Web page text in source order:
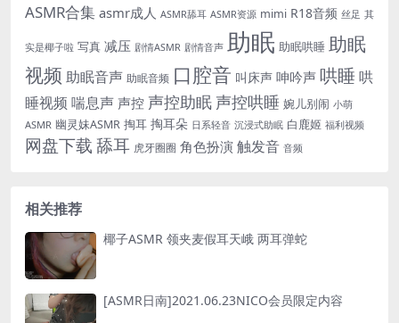
ASMR合集 asmr成人 ASMR舔耳 ASMR资源 mimi R18音频 丝足 其
实是椰子啦 写真 减压 剧情ASMR 剧情音声 助眠 助眠哄睡 助眠
视频 助眠音声 助眠音频 口腔音 叫床声 呻吟声 哄睡 哄
睡视频 喘息声声控 声控助眠 声控哄睡 婉儿别闹 小萌
ASMR 幽灵妹ASMR 掏耳 掏耳朵 日系轻音 沉浸式助眠 白鹿姬 福利视频
网盘下载舔耳 虎牙圈圈 角色扮演 触发音 音频
相关推荐
椰子ASMR 领夹麦假耳天峨 两耳弹蛇
[ASMR日南]2021.06.23NICO会员限定内容